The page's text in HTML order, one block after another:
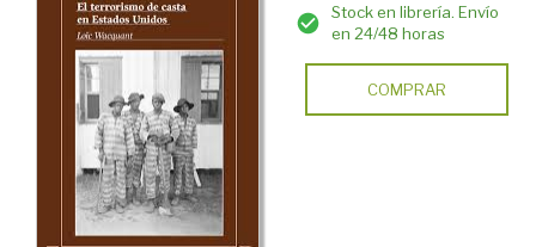
Stock en librería. Envío
en 24/48 horas
COMPRAR